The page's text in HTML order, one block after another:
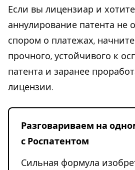
Если вы лицензиар и
аннулирование патента не
спором о платежах,
прочного, устойчивого к
патента и заранее
лицензии.
Разговариваем на
с Роспатентом
Сильная формула